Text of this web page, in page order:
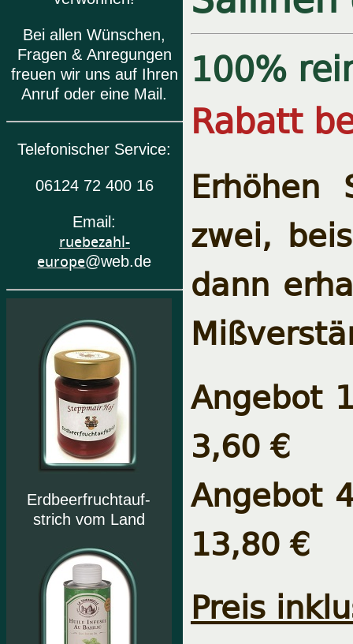
Bei allen Wünschen,
Fragen & Anregungen
freuen wir uns auf Ihren
Anruf oder eine Mail.
Telefonischer Service:
06124 72 400 16
Email:
ruebezahl-
europe@web.de
Erdbeerfruchtauf-
strich vom Land
100%
Rabatt
zwei,
dann
Angebot
3,60 €
Angebot
13,80 €
Preis